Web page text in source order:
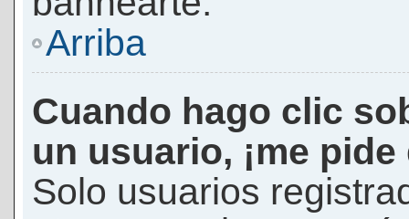
Arriba
Cuando hago clic
un usuario, ¡me
Solo usuarios